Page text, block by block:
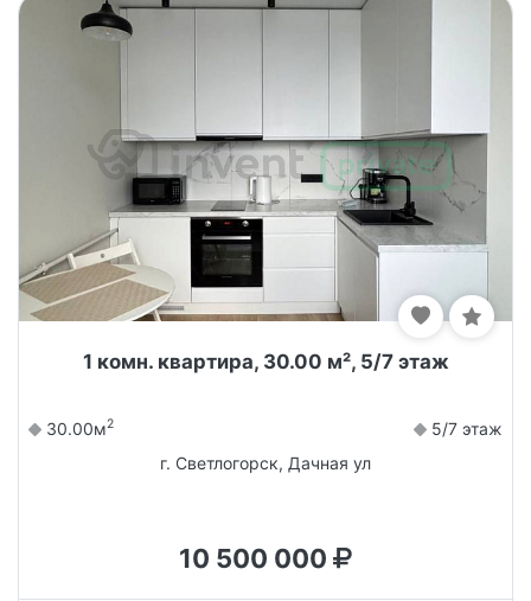
1 комн. квартира, 30.00 м², 5/7 этаж
30.00м2
5/7 этаж
г. Светлогорск, Дачная ул
10 500 000